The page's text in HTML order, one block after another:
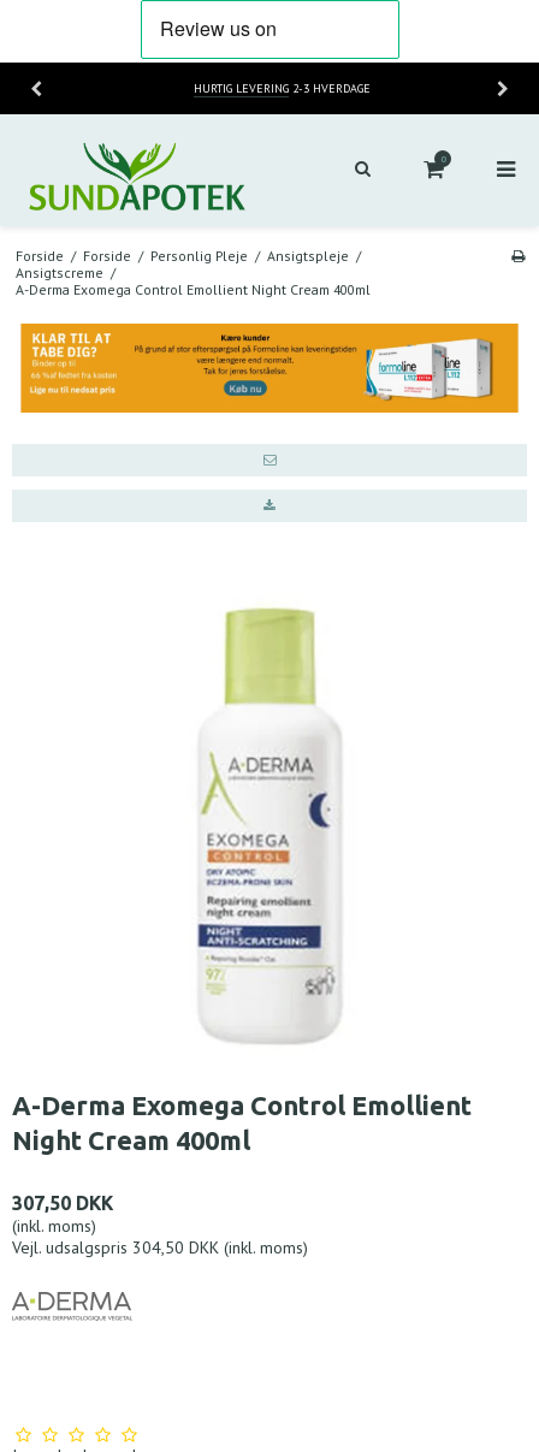
HURTIG LEVERING2-3 HVERDAGE
0
Forside / Forside / Personlig Pleje / Ansigtspleje /
Ansigtscreme /
A-Derma Exomega Control Emollient Night Cream 400ml
A-Derma Exomega Control Emollient
Night Cream 400ml
307,50 DKK
(inkl. moms)
Vejl. udsalgspris 304,50 DKK (inkl. moms)